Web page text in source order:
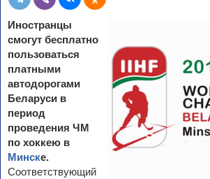
Иностранцы
смогут бесплатно
пользоваться
платными
автодорогами
Беларуси в
период
проведения ЧМ
по хоккею в
Минске.
Соответствующий